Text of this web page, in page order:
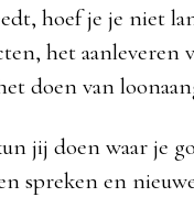
hoef je je niet
het aanleveren
doen van
jij doen waar je
spreken en